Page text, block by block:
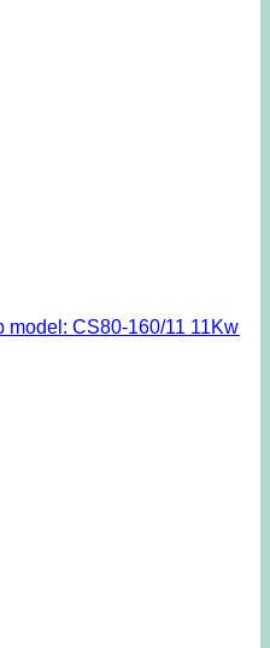
model: CS80-160/11 11Kw